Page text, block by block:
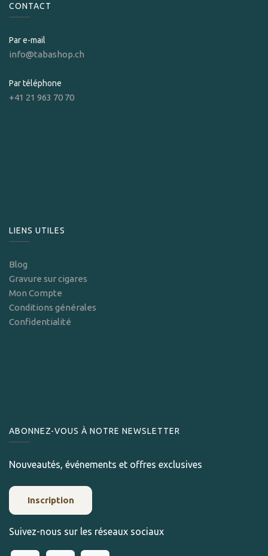
CONTACT
Par e-mail
info@tabashop.ch
Par téléphone
+41 21 963 70 70
LIENS UTILES
Blog
Gravure sur cigares
Mon Compte
Conditions générales
Confidentialité
ABONNEZ-VOUS À NOTRE NEWSLETTER
Nouveautés, événements et offres exclusives
Inscription
Suivez-nous sur les réseaux sociaux